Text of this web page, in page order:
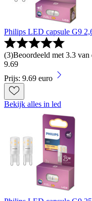
Philips LED capsule G9
(3)Beoordeeld met 3.3
9.69
Prijs: 9.69 euro
Bekijk alles in led